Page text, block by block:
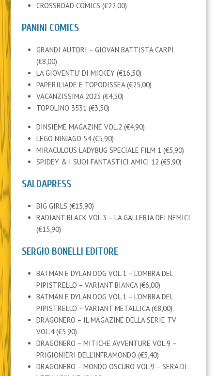
CROSSROAD COMICS (€22,00)
PANINI COMICS
GRANDI AUTORI – GIOVAN BATTISTA CARPI
(€8,00)
LA GIOVENTU’ DI MICKEY (€16,50)
PAPERILIADE E TOPODISSEA (€25,00)
VACANZISSIMA 2023 (€4,50)
TOPOLINO 3531 (€3,50)
DINSIEME MAGAZINE VOL.2 (€4,90)
LEGO NINJAGO 54 (€5,90)
MIRACULOUS LADYBUG SPECIALE FILM 1 (€5,90)
SPIDEY & I SUOI FANTASTICI AMICI 12 (€5,90)
SALDAPRESS
BIG GIRLS (€15,90)
RADIANT BLACK VOL.3 – LA GALLERIA DEI NEMICI
(€15,90)
SERGIO BONELLI EDITORE
BATMAN E DYLAN DOG VOL.1 – L’OMBRA DEL
PIPISTRELLO – VARIANT BIANCA (€6,00)
BATMAN E DYLAN DOG VOL.1 – L’OMBRA DEL
PIPISTRELLO – VARIANT METALLICA (€8,00)
DRAGONERO – IL MAGAZINE DELLA SERIE TV
VOL.4 (€5,90)
DRAGONERO – MITICHE AVVENTURE VOL.9 –
PRIGIONIERI DELL’INFRAMONDO (€5,40)
DRAGONERO – MONDO OSCURO VOL.9 – SERA DI